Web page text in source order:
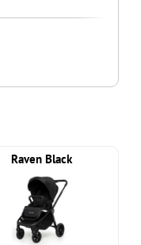
Raven Black